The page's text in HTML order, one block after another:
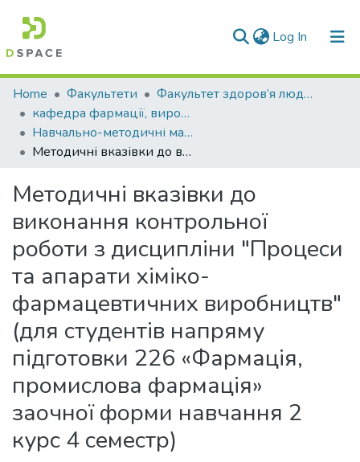
Log In (current)
Communities & Collections
All of DSpace
Statistics
Home Факультети
Факультет здоров’я людини
кафедра фармації, виробництва та технологій
Навчально-методичні матеріали (КФВТ)
Методичні вказівки до виконання контрольної роботи з дисципліни "Процеси та апарати хіміко-фармацевтичних виробництв" (для студентів напряму підготовки 226 «Фармація, промислова фармація» заочної форми навчання 2 курс 4 семестр)
Методичні вказівки до
виконання контрольної
роботи з дисципліни "Процеси
та апарати хіміко-
фармацевтичних виробництв"
(для студентів напряму
підготовки 226 «Фармація,
промислова фармація»
заочної форми навчання 2
курс 4 семестр)